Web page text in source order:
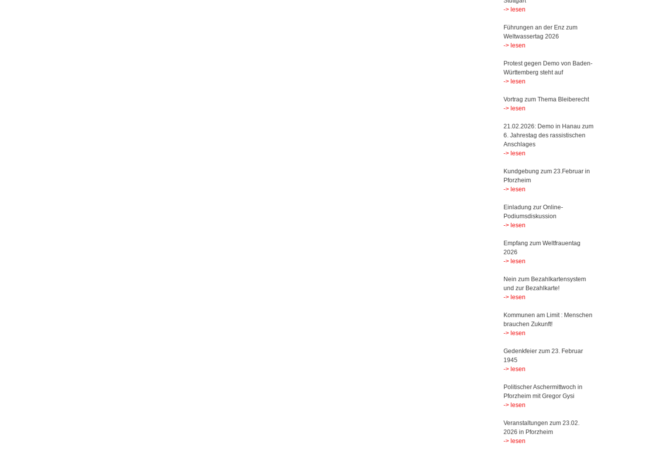
-> lesen
Führungen an der Enz zum
Weltwassertag 2026
-> lesen
Protest gegen Demo von Baden-
Württemberg steht auf
-> lesen
Vortrag zum Thema Bleiberecht
-> lesen
21.02.2026: Demo in Hanau zum
6. Jahrestag des rassistischen
Anschlages
-> lesen
Kundgebung zum 23.Februar in
Pforzheim
-> lesen
Einladung zur Online-
Podiumsdiskussion
-> lesen
Empfang zum Weltfrauentag
2026
-> lesen
Nein zum Bezahlkartensystem
und zur Bezahlkarte!
-> lesen
Kommunen am Limit : Menschen
brauchen Zukunft!
-> lesen
Gedenkfeier zum 23. Februar
1945
-> lesen
Politischer Aschermittwoch in
Pforzheim mit Gregor Gysi
-> lesen
Veranstaltungen zum 23.02.
2026 in Pforzheim
-> lesen